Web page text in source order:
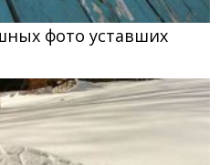
фото уставших